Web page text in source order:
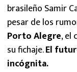
brasileño Samir
pesar de los
Porto Alegre, el
su fichaje.El
incógnita.